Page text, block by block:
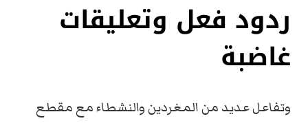
ردود فعل وتعليقات
غاضبة
وتفاعل عديد من المغردين والنشطاء مع مقطع